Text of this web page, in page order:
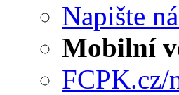
Napište
Mobilní
FCPK.cz/